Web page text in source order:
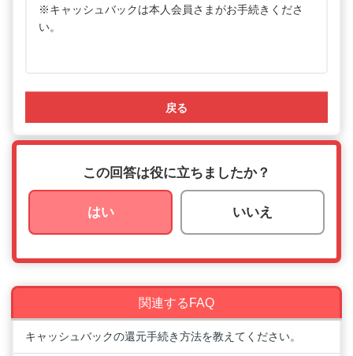
※キャッシュバックは本人会員さまがお手続きくださ
い。
戻る
この回答は役に立ちましたか？
はい いいえ
関連するFAQ
キャッシュバックの還元手続き方法を教えてください。